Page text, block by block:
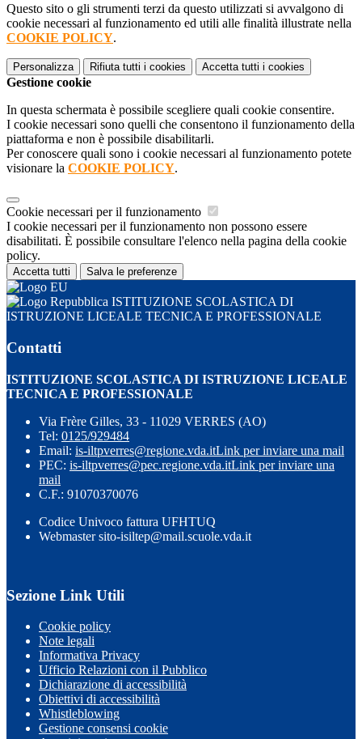
Questo sito o gli strumenti terzi da questo utilizzati si avvalgono di
cookie necessari al funzionamento ed utili alle finalità illustrate nella
COOKIE POLICY.
Personalizza Rifiuta tutti i cookies Accetta tutti i cookies
Gestione cookie
In questa schermata è possibile scegliere quali cookie consentire.
I cookie necessari sono quelli che consentono il funzionamento della
piattaforma e non è possibile disabilitarli.
Per conoscere quali sono i cookie necessari al funzionamento potete
visionare la COOKIE POLICY.
Cookie necessari per il funzionamento
I cookie necessari per il funzionamento non possono essere
disabilitati. È possibile consultare l'elenco nella pagina della cookie
policy.
Accetta tutti Salva le preferenze
ISTITUZIONE SCOLASTICA DI
ISTRUZIONE LICEALE TECNICA E PROFESSIONALE
Contatti
ISTITUZIONE SCOLASTICA DI ISTRUZIONE LICEALE
TECNICA E PROFESSIONALE
Via Frère Gilles, 33 - 11029 VERRES (AO)
Tel: 0125/929484
Email: is-iltpverres@regione.vda.itLink per inviare una mail
PEC: is-iltpverres@pec.regione.vda.itLink per inviare una
mail
C.F.: 91070370076
Codice Univoco fattura UFHTUQ
Webmaster sito-isiltep@mail.scuole.vda.it
Sezione Link Utili
Cookie policy
Note legali
Informativa Privacy
Ufficio Relazioni con il Pubblico
Dichiarazione di accessibilità
Obiettivi di accessibilità
Whistleblowing
Gestione consensi cookie